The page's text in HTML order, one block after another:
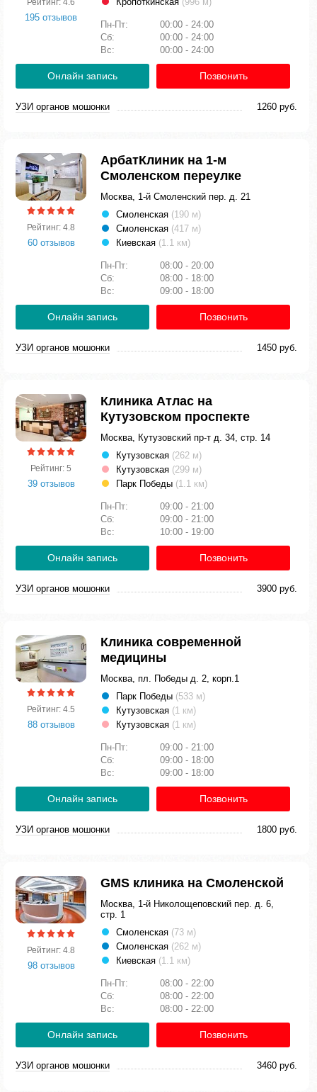
195 отзывов
Пн-Пт:
00:00 - 24:00
Сб:
00:00 - 24:00
Вс:
00:00 - 24:00
Онлайн запись Позвонить
УЗИ органов мошонки 1260 руб.
Рейтинг: 4.8
60 отзывов
АрбатКлиник на 1-м
Смоленском переулке
Москва, 1-й Смоленский пер. д. 21
Смоленская (190 м)
Смоленская (417 м)
Киевская (1.1 км)
Пн-Пт:
08:00 - 20:00
Сб:
08:00 - 18:00
Вс:
09:00 - 18:00
Онлайн запись Позвонить
УЗИ органов мошонки 1450 руб.
Рейтинг: 5
39 отзывов
Клиника Атлас на
Кутузовском проспекте
Москва, Кутузовский пр-т д. 34, стр. 14
Кутузовская (262 м)
Кутузовская (299 м)
Парк Победы (1.1 км)
Пн-Пт:
09:00 - 21:00
Сб:
09:00 - 21:00
Вс:
10:00 - 19:00
Онлайн запись Позвонить
УЗИ органов мошонки 3900 руб.
Рейтинг: 4.5
88 отзывов
Клиника современной
медицины
Москва, пл. Победы д. 2, корп.1
Парк Победы (533 м)
Кутузовская (1 км)
Кутузовская (1 км)
Пн-Пт:
09:00 - 21:00
Сб:
09:00 - 18:00
Вс:
09:00 - 18:00
Онлайн запись Позвонить
УЗИ органов мошонки 1800 руб.
Рейтинг: 4.8
98 отзывов
GMS клиника на Смоленской
Москва, 1-й Николощеповский пер. д. 6,
стр. 1
Смоленская (73 м)
Смоленская (262 м)
Киевская (1.1 км)
Пн-Пт:
08:00 - 22:00
Сб:
08:00 - 22:00
Вс:
08:00 - 22:00
Онлайн запись Позвонить
УЗИ органов мошонки 3460 руб.